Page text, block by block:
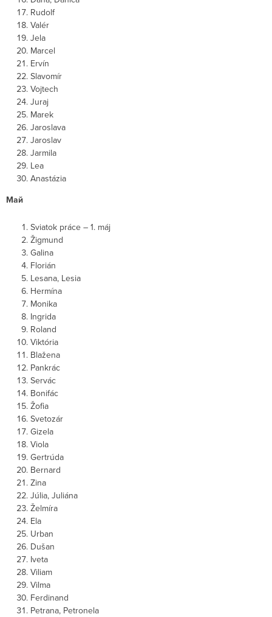
Rudolf
Valér
Jela
Marcel
Ervín
Slavomír
Vojtech
Juraj
Marek
Jaroslava
Jaroslav
Jarmila
Lea
Anastázia
Май
Sviatok práce – 1. máj
Žigmund
Galina
Florián
Lesana, Lesia
Hermína
Monika
Ingrida
Roland
Viktória
Blažena
Pankrác
Servác
Bonifác
Žofia
Svetozár
Gizela
Viola
Gertrúda
Bernard
Zina
Júlia, Juliána
Želmíra
Ela
Urban
Dušan
Iveta
Viliam
Vilma
Ferdinand
Petrana, Petronela